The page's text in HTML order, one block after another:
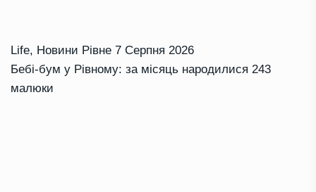
Life, Новини Рівне 7 Серпня 2026
Бебі-бум у Рівному: за місяць народилися 243
малюки